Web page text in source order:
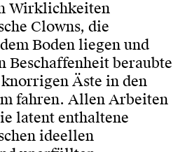
Wirklichkeiten
Clowns, die
Boden liegen und
Beschaffenheit beraubte
Äste in den
fahren. Allen Arbeiten
latent enthaltene
ideellen